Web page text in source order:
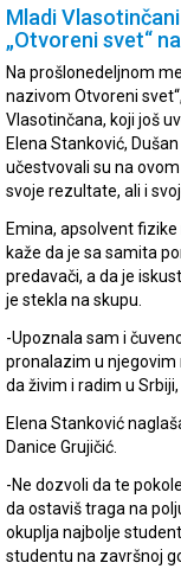
Mladi
„Otvoreni svet“
Na prošlonedeljnom
nazivom Otvoreni
Vlasotinčana, koji još
Elena Stanković,
učestvovali su na
svoje rezultate, ali i
Emina, apsolvent
kaže da je sa samita
predavači, a da je
je stekla na skupu.
-Upoznala sam i
pronalazim u njegovim
da živim i radim u
Elena Stanković
Danice Grujičić.
-Ne dozvoli da te
da ostaviš traga na
okuplja najbolje
studentu na završnoj